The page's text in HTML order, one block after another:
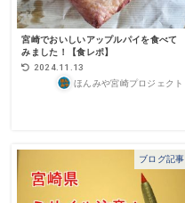
宮崎でおいしいアップルパイを食べて
みました！【食レポ】
2024.11.13
ほんみや宮崎プロジェクト
ブログ記事